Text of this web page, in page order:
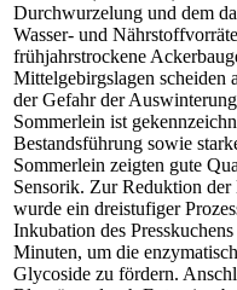
Durchwurzelung und dem
Wasser- und
frühjahrstrockene
Mittelgebirgslagen scheiden
der Gefahr der
Sommerlein ist
Bestandsführung sowie
Sommerlein zeigten gute
Sensorik. Zur Reduktion der
wurde ein dreistufiger
Inkubation des
Minuten, um die
Glycoside zu fördern.